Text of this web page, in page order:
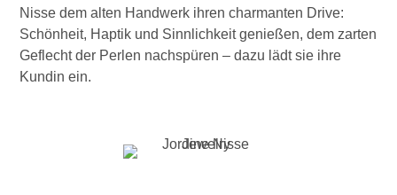
Nisse dem alten Handwerk ihren charmanten Drive:
Schönheit, Haptik und Sinnlichkeit genießen, dem zarten
Geflecht der Perlen nachspüren – dazu lädt sie ihre
Kundin ein.